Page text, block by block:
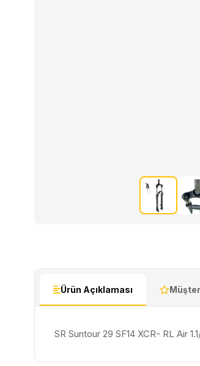
Ürün Açıklaması
SR Suntour 29 SF14 XCR- RL Air